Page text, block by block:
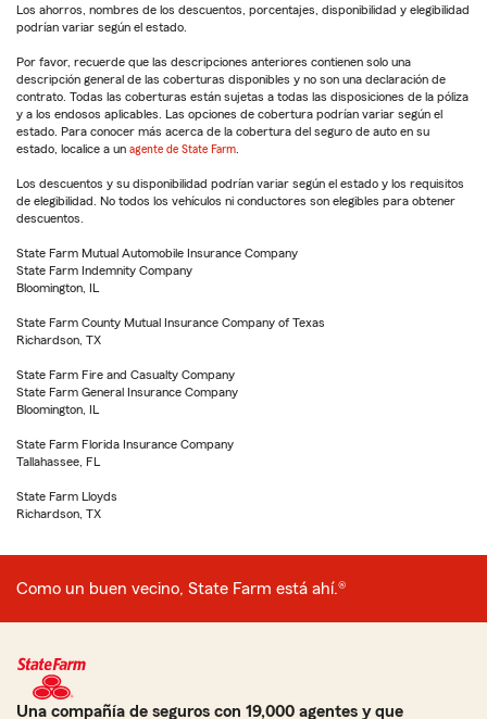
Los ahorros, nombres de los descuentos, porcentajes, disponibilidad y elegibilidad
podrían variar según el estado.
Por favor, recuerde que las descripciones anteriores contienen solo una
descripción general de las coberturas disponibles y no son una declaración de
contrato. Todas las coberturas están sujetas a todas las disposiciones de la póliza
y a los endosos aplicables. Las opciones de cobertura podrían variar según el
estado. Para conocer más acerca de la cobertura del seguro de auto en su
estado, localice a un agente de State Farm
Los descuentos y su disponibilidad podrían variar según el estado y los requisitos
de elegibilidad. No todos los vehículos ni conductores son elegibles para obtener
descuentos.
State Farm Mutual Automobile Insurance Company
State Farm Indemnity Company
Bloomington, IL
State Farm County Mutual Insurance Company of Texas
Richardson, TX
State Farm Fire and Casualty Company
State Farm General Insurance Company
Bloomington, IL
State Farm Florida Insurance Company
Tallahassee, FL
State Farm Lloyds
Richardson, TX
Como un buen vecino, State Farm está ahí.®
Una compañía de seguros con 19,000 agentes y que